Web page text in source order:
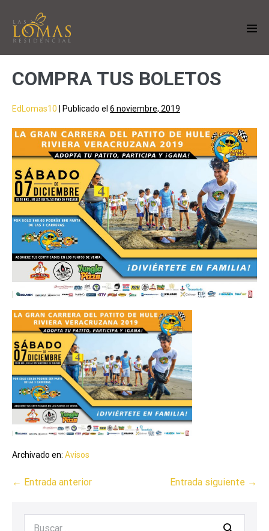
COMPRA TUS BOLETOS
EdLomas10 | Publicado el 6 noviembre, 2019
Archivado en: Avisos
← Entrada anterior Entrada siguiente →